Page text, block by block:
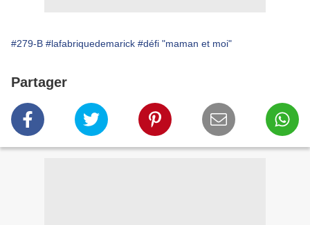
#279-B #lafabriquedemarick #défi "maman et moi"
Partager